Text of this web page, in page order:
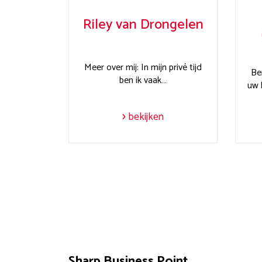
Riley van Drongelen
Meer over mij: In mijn privé tijd
ben ik vaak…
bekijken
uw